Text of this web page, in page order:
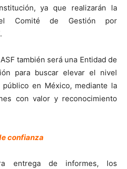
ya que realizarán la
Comité de Gestión por
también será una Entidad de
para buscar elevar el nivel
en México, mediante la
con valor y reconocimiento
confianza
entrega de informes, los